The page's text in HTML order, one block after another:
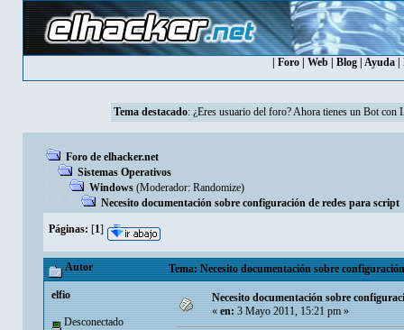
Foro Web Blog Ayuda
Tema destacado: ¿Eres usuario del foro? Ahora tienes un Bot con
Foro de elhacker.net
Sistemas Operativos
Windows (Moderador: Randomize)
Necesito documentación sobre configuración de redes para script
Páginas: [1]
Autor Tema: Necesito documentación sobre
elfio
Desconectado
Necesito documentación sobre
«en:3 Mayo 2011, 15:21 pm »